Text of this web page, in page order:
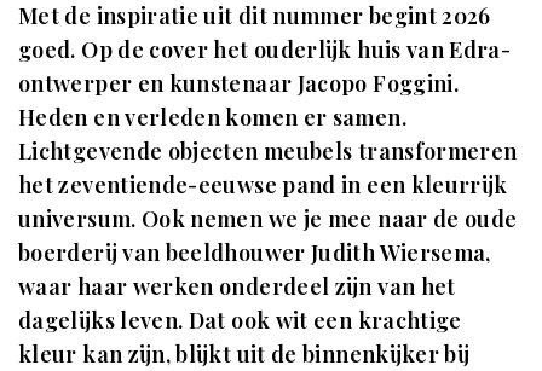
Met de inspiratie uit dit nummer begint 2026
goed. Op de cover het ouderlijk huis van Edra-
ontwerper en kunstenaar Jacopo Foggini.
Heden en verleden komen er samen.
Lichtgevende objecten meubels transformeren
het zeventiende-eeuwse pand in een kleurrijk
universum. Ook nemen we je mee naar de oude
boerderij van beeldhouwer Judith Wiersema,
waar haar werken onderdeel zijn van het
dagelijks leven. Dat ook wit een krachtige
kleur kan zijn, blijkt uit de binnenkijker bij